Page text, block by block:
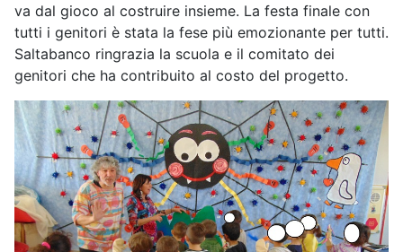
va dal gioco al costruire insieme. La festa finale con
tutti i genitori è stata la fese più emozionante per tutti.
Saltabanco ringrazia la scuola e il comitato dei
genitori che ha contribuito al costo del progetto.